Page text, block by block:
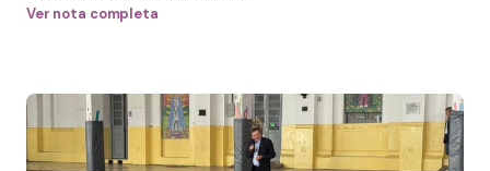
Ver nota completa